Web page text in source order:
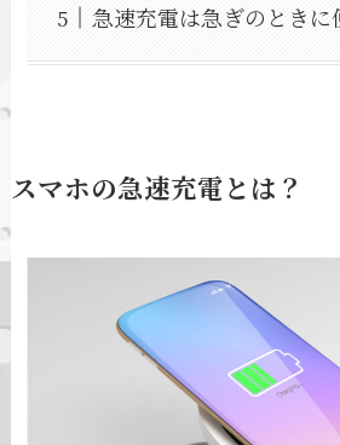
急速充電は急ぎのときに
スマホの急速充電とは？